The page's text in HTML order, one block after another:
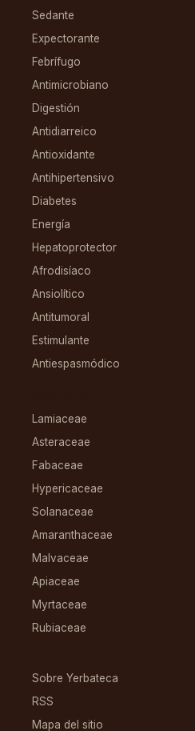
Sedante
Expectorante
Febrífugo
Antimicrobiano
Digestión
Antidiarreico
Antioxidante
Antihipertensivo
Diabetes
Energía
Hepatoprotector
Afrodisíaco
Ansiolítico
Antitumoral
Estimulante
Antiespasmódico
Lamiaceae
Asteraceae
Fabaceae
Hypericaceae
Solanaceae
Amaranthaceae
Malvaceae
Apiaceae
Myrtaceae
Rubiaceae
Sobre Yerbateca
RSS
Mapa del sitio